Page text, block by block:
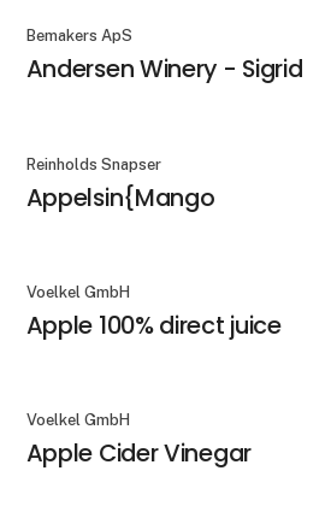
Bemakers ApS
Andersen Winery - Sigrid
Reinholds Snapser
Appelsin{Mango
Voelkel GmbH
Apple 100% direct juice
Voelkel GmbH
Apple Cider Vinegar